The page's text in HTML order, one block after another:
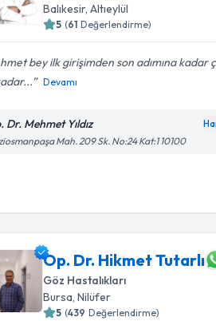
Balıkesir, Altıeylül
5 (61 Değerlendirme)
bey ilk girişimden son adımına kadar
Devamı
Dr. Mehmet Yıldız
Mah. 209 Sk. No:24 Kat:1 10100
Op. Dr. Hikmet Tutarlı
Göz Hastalıkları
Bursa, Nilüfer
5 (439 Değerlendirme)